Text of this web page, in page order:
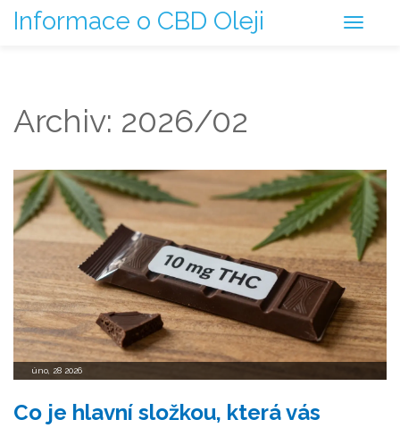
Informace o CBD Oleji
Archiv: 2026/02
úno, 28 2026
Co je hlavní složkou, která vás